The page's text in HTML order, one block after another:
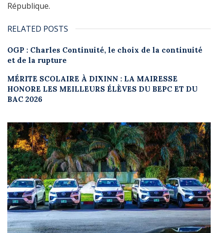
République.
RELATED POSTS
OGP : Charles Continuité, le choix de la continuité
et de la rupture
MÉRITE SCOLAIRE À DIXINN : LA MAIRESSE
HONORE LES MEILLEURS ÉLÈVES DU BEPC ET DU
BAC 2026